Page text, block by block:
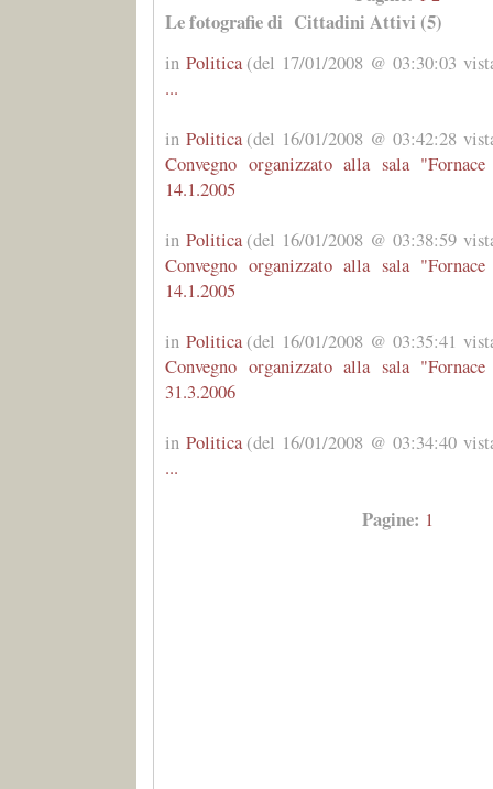
Le fotografie di Cittadini Attivi (5)
in Politica (del 17/01/2008 @ 03:30:03
...
in Politica (del 16/01/2008 @ 03:42:28
Convegno organizzato alla sala
14.1.2005
in Politica (del 16/01/2008 @ 03:38:59
Convegno organizzato alla sala
14.1.2005
in Politica (del 16/01/2008 @ 03:35:41
Convegno organizzato alla sala
31.3.2006
in Politica (del 16/01/2008 @ 03:34:40
...
Pagine: 1